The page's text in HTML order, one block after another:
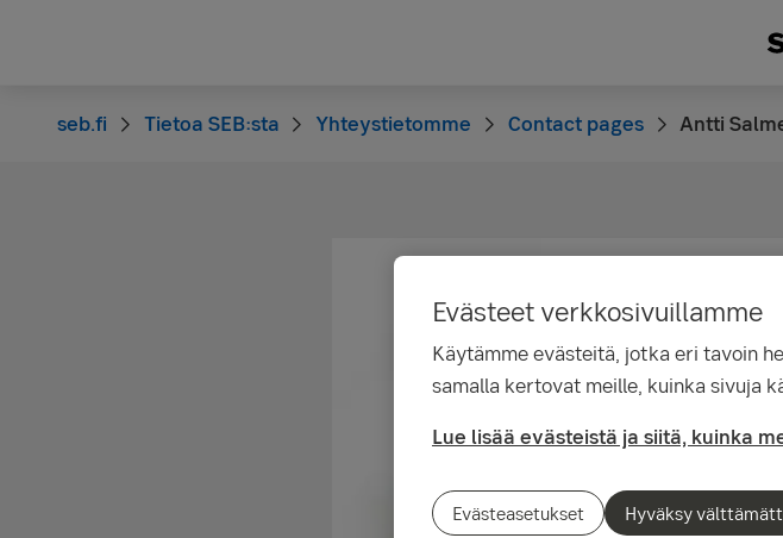
seb.fi Tietoa SEB:sta Yhteystietomme Contact pages Antti
Evästeet verkkosivuillamme
Käytämme evästeitä, jotka eri tavoin
samalla kertovat meille, kuinka sivuja
Lue lisää evästeistä ja siitä, kuinka
Evästeasetukset Hyväksy